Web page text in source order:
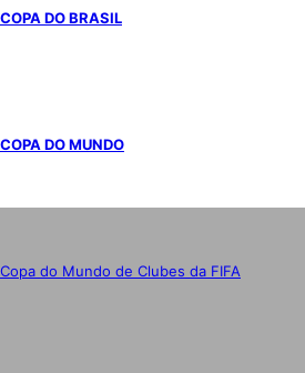
COPA DO BRASIL
COPA DO MUNDO
Copa do Mundo de Clubes da FIFA